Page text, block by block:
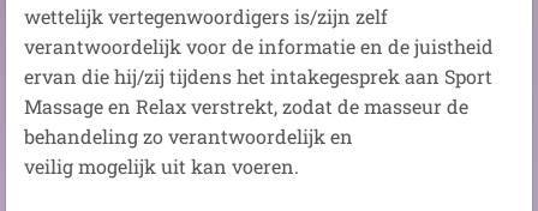
wettelijk vertegenwoordigers is/zijn zelf
verantwoordelijk voor de informatie en de juistheid
ervan die hij/zij tijdens het intakegesprek aan Sport
Massage en Relax verstrekt, zodat de masseur de
behandeling zo verantwoordelijk en
veilig mogelijk uit kan voeren.